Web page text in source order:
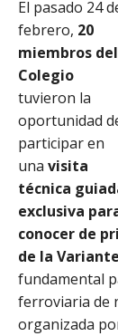
El pasado 24
febrero, 20
miembros del
Colegio
tuvieron la
oportunidad
participar en
una visita
técnica
exclusiva
conocer de
de la
fundamental
ferroviaria de
organizada